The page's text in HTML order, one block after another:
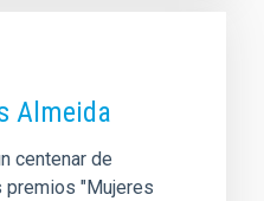
Almeida
centenar de
premios "Mujeres